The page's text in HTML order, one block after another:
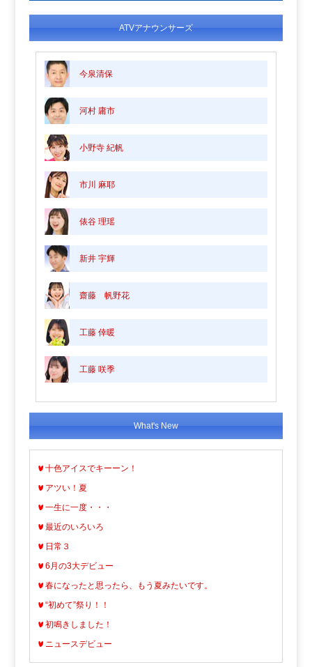
ATVアナウンサーズ
今泉清保
河村 庸市
小野寺 紀帆
市川 麻耶
俵谷 理瑶
新井 宇輝
齋藤 帆野花
工藤 倖暖
工藤 咲季
What's New
十色アイスでキーーン！
アツい！夏
一生に一度・・・
最近のいろいろ
日常３
6月の3大デビュー
春になったと思ったら、もう夏みたいです。
“初めて”祭り！！
初鳴きしました！
ニュースデビュー